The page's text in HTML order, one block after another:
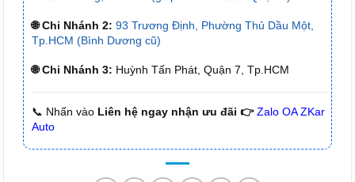
🌐 Chi Nhánh 2: 93 Trương Định, Phường Thủ Dầu Một,
Tp.HCM (Bình Dương cũ)
🌐 Chi Nhánh 3: Huỳnh Tấn Phát, Quận 7, Tp.HCM
📞 Nhấn vào Liên hệ ngay nhận ưu đãi 👉 Zalo OA ZKar
Auto